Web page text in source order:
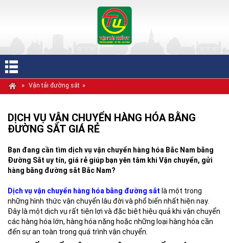
» Vận tải đường sắt »
DỊCH VỤ VẬN CHUYỂN HÀNG HÓA BẰNG
ĐƯỜNG SẮT GIÁ RẺ
Bạn đang cần tìm dịch vụ vận chuyển hàng hóa Bắc Nam bằng
Đường Sắt uy tín, giá rẻ giúp bạn yên tâm khi Vận chuyển, gửi
hàng bằng đường sắt Bắc Nam?
Dịch vụ vận chuyển hàng hóa bằng đường sắt là một trong
những hình thức vận chuyển lâu đời và phổ biến nhất hiện nay.
Đây là một dịch vụ rất tiện lợi và đặc biệt hiệu quả khi vận chuyển
các hàng hóa lớn, hàng hóa nặng hoặc những loại hàng hóa cần
đến sự an toàn trong quá trình vận chuyển.